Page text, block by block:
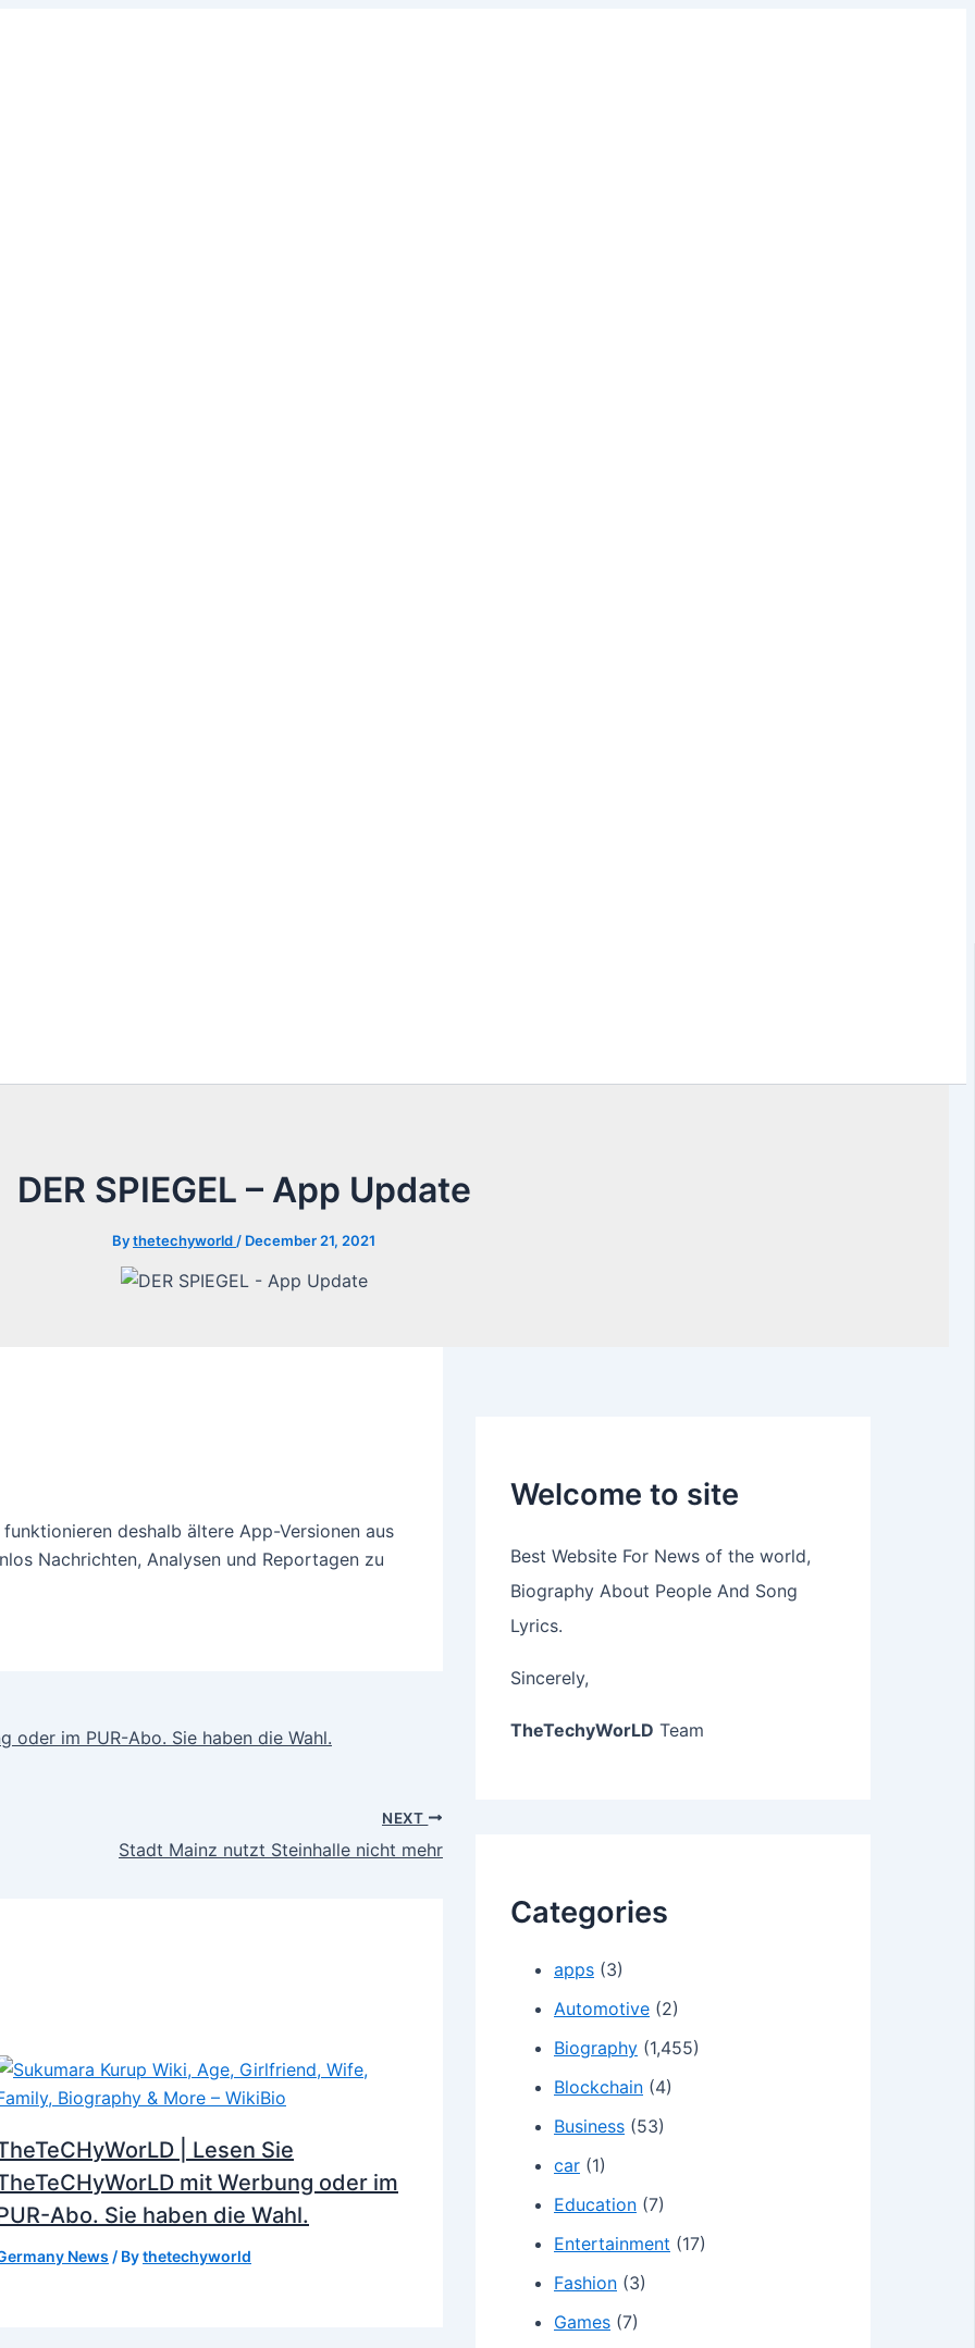
DER SPIEGEL – App Update
Bythetechyworld / December 21, 2021
deshalb ältere App-Versionen aus
Nachrichten, Analysen und Reportagen zu
oder im PUR-Abo. Sie haben die Wahl.
NEXT
Stadt Mainz nutzt Steinhalle nicht mehr
| Lesen Sie
mit Werbung oder im
Abo. Sie haben die Wahl.
News / Bythetechyworld
Welcome to site
Best Website For News of the world,
Biography About People And Song
Lyrics.
Sincerely,
TheTechyWorLD Team
Categories
apps (3)
Automotive (2)
Biography (1,455)
Blockchain (4)
Business (53)
car (1)
Education (7)
Entertainment (17)
Fashion (3)
Games (7)